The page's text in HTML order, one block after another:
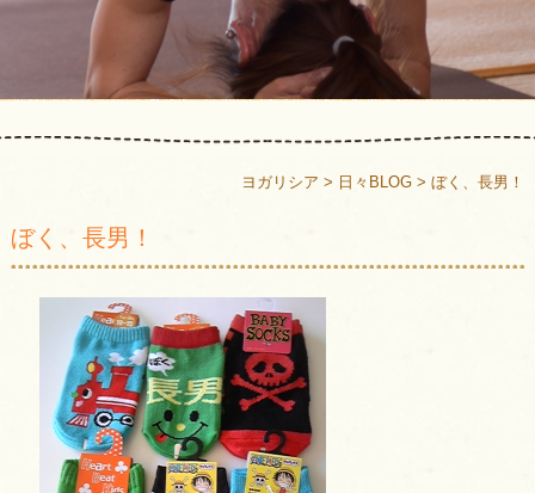
ヨガリシア > 日々BLOG >ぼく、長男！
ぼく、長男！